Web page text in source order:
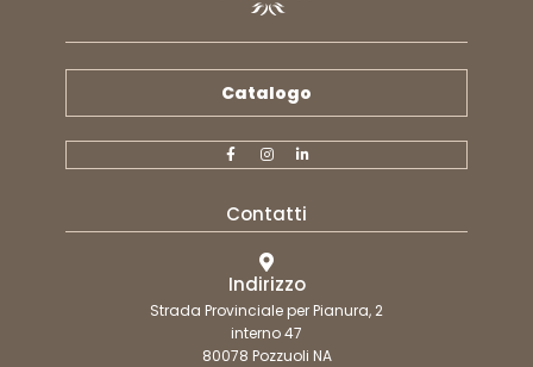
Catalogo
Contatti
Indirizzo
Strada Provinciale per Pianura, 2
interno 47
80078 Pozzuoli NA